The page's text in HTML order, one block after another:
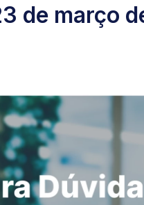
de março